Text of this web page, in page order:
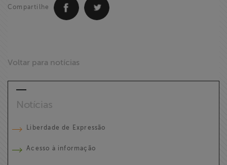
Compartilhe
Voltar para notícias
Notícias
Liberdade de Expressão
Acesso à informação